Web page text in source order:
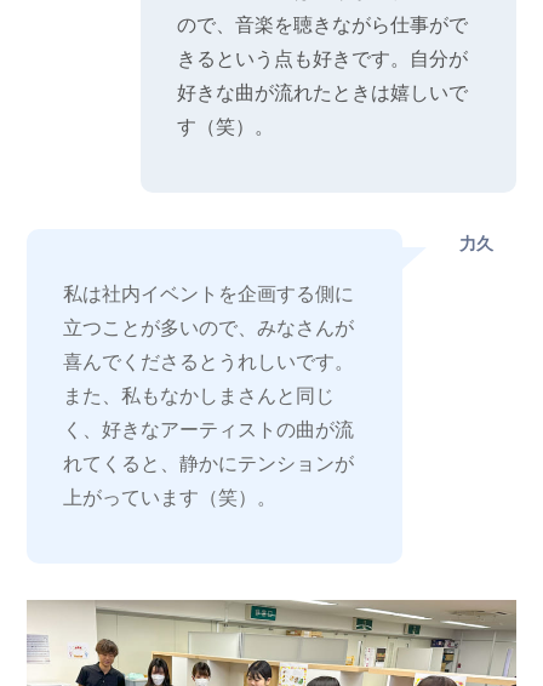
ので、音楽を聴きながら仕事がで
きるという点も好きです。自分が
好きな曲が流れたときは嬉しいで
す（笑）。
力久
私は社内イベントを企画する側に
立つことが多いので、みなさんが
喜んでくださるとうれしいです。
また、私もなかしまさんと同じ
く、好きなアーティストの曲が流
れてくると、静かにテンションが
上がっています（笑）。